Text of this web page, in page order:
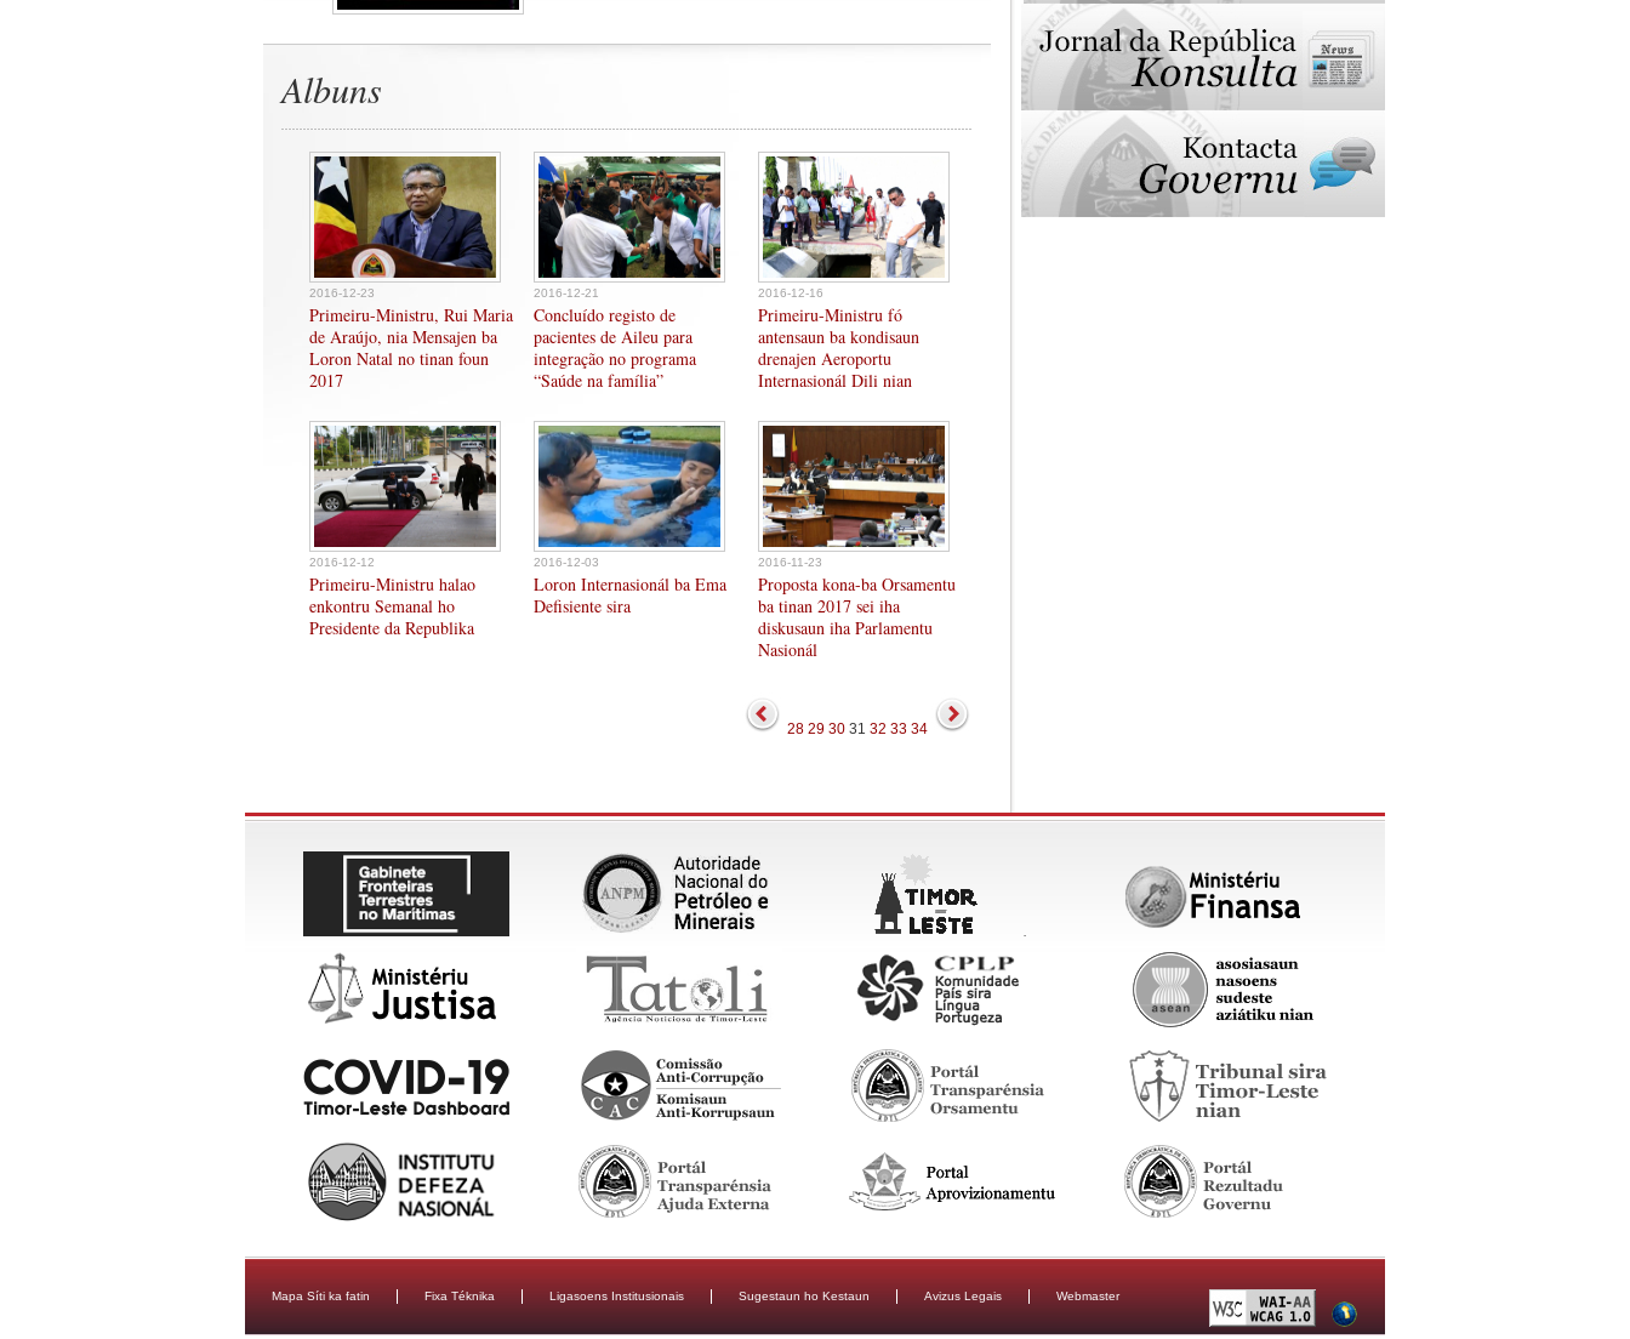
Albuns
2016-12-23
Primeiru-Ministru, Rui Maria
de Araújo, nia Mensajen ba
Loron Natal no tinan foun
2017
2016-12-21
Concluído registo de
pacientes de Aileu para
integração no programa
“Saúde na família”
2016-12-16
Primeiru-Ministru fó
antensaun ba kondisaun
drenajen Aeroportu
Internasionál Dili nian
2016-12-12
Primeiru-Ministru halao
enkontru Semanal ho
Presidente da Republika
2016-12-03
Loron Internasionál ba Ema
Defisiente sira
2016-11-23
Proposta kona-ba Orsamentu
ba tinan 2017 sei iha
diskusaun iha Parlamentu
Nasionál
28 29 30 31 32 33 34
Mapa Síti ka fatin Fixa Téknika Ligasoens Institusionais Sugestaun ho Kestaun Avizus Legais Webmaster